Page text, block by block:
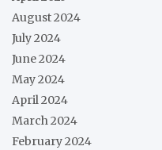
August 2024
July 2024
June 2024
May 2024
April 2024
March 2024
February 2024